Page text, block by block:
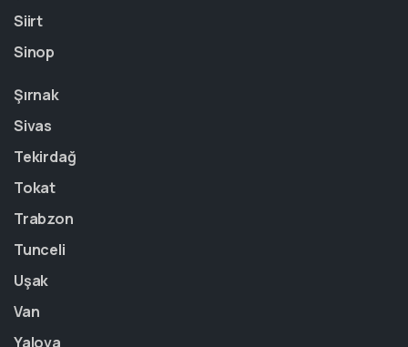
Siirt
Sinop
Şırnak
Sivas
Tekirdağ
Tokat
Trabzon
Tunceli
Uşak
Van
Yalova